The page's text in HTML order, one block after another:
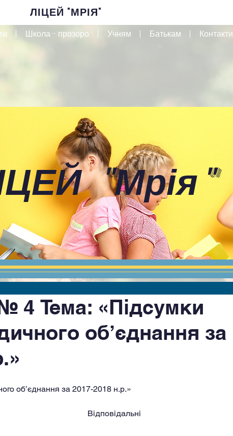
ЛІЦЕЙ "МРІЯ"
Школа - прозоро Учням Батькам Контакти
"Мрія "
4 Тема: «Підсумки
об’єднання за
об’єднання за 2017-2018 н.р.»